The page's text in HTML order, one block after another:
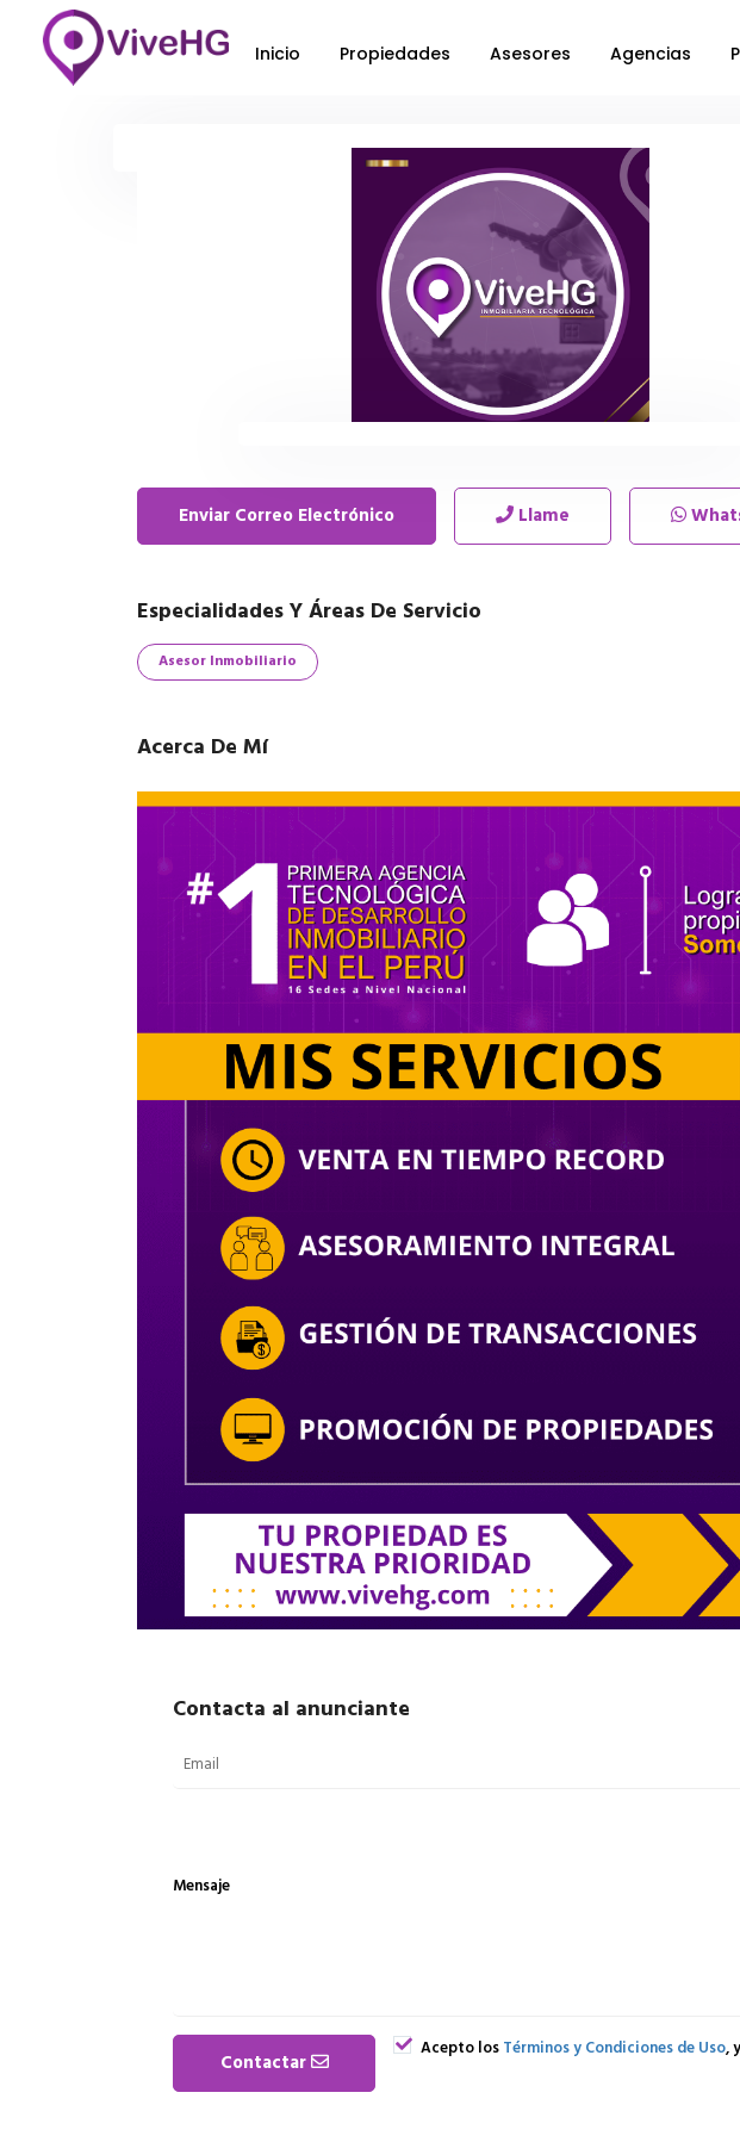
Inicio Propiedades Asesores Agencias
Enviar Correo Electrónico Llame
Especialidades Y Áreas De Servicio
Asesor Inmobiliario
Acerca De Mí
Contacta al anunciante
Mensaje
Acepto losTérminos y Condiciones de Uso,
Contactar